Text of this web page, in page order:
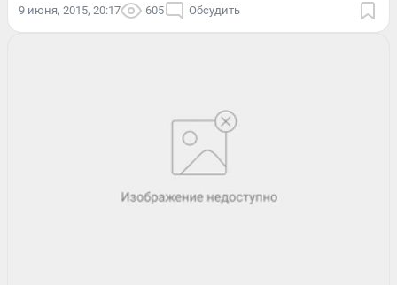
9 июня, 2015, 20:17 605 Обсудить